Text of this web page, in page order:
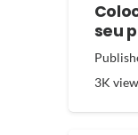
seu
3K